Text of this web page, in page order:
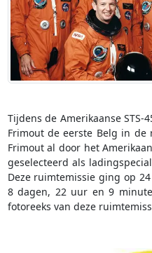
Tijdens de Amerikaanse
Frimout de eerste Belg in de
Frimout al door het
geselecteerd als
Deze ruimtemissie ging op
8 dagen, 22 uur en 9
fotoreeks van deze